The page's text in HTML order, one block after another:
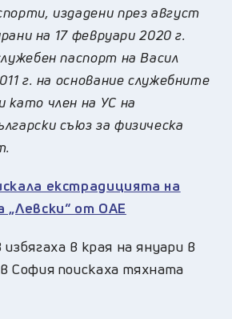
издадени през август
на 17 февруари 2020 г.
паспорт на Васил
г. на основание служебните
като член на УС на
съюз за физическа
екстрадицията на
„Левски“ от ОАЕ
в края на януари в
София поискаха тяхната